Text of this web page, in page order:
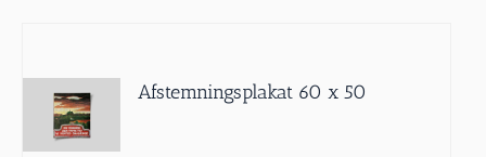
Afstemningsplakat 60 x 50